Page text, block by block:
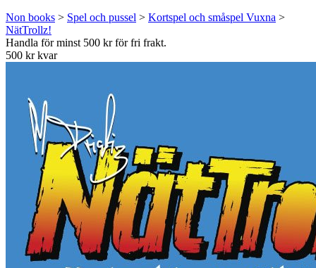
Non books > Spel och pussel > Kortspel och småspel Vuxna >
NätTrollz!
Handla för minst 500 kr för fri frakt.
500 kr kvar